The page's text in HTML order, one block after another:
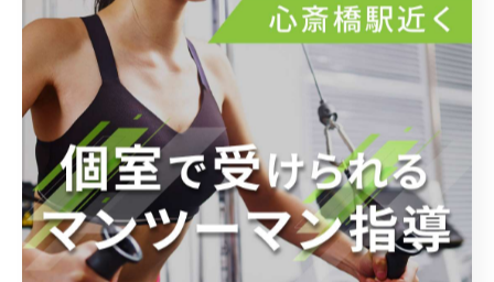
とどまらず、生活全体をサポートするため、結果的に美
脚ダイエット成功への近道となるのです。
これで完結！美脚を手に入れた後のケアと維持方法
美脚を手に入れた後のケアと維持は、長期的に美しい脚
を保つために欠かせません。パーソナルトレーニングで
は、トレーニング効果を持続させるために筋力トレーニ